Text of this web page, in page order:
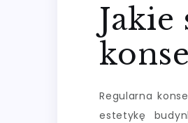
Regularna
estetykę